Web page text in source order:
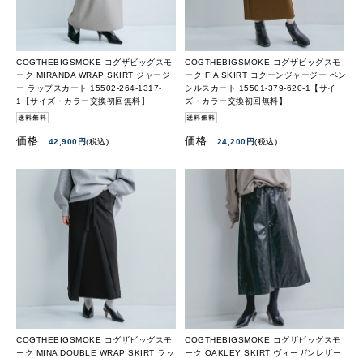
COGTHEBIGSMOKE コグザビッグスモ
ーク MIRANDA WRAP SKIRT ジャージ
ー ラップスカート 15502-264-1317-
1【サイズ・カラー交換初回無料】
価格 : 42,900円(税込)
COGTHEBIGSMOKE コグザビッグスモ
ーク FIA SKIRT コクーンジャージー ペン
シルスカート 15501-379-620-1【サイ
ズ・カラー交換初回無料】
価格 : 24,200円(税込)
COGTHEBIGSMOKE コグザビッグスモ
ーク MINA DOUBLE WRAP SKIRT ラッ
COGTHEBIGSMOKE コグザビッグスモ
ーク OAKLEY SKIRT ヴィーガンレザー